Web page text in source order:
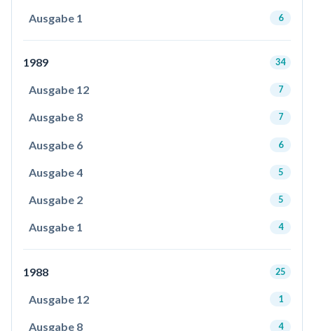
Ausgabe 1 6
1989 34
Ausgabe 12 7
Ausgabe 8 7
Ausgabe 6 6
Ausgabe 4 5
Ausgabe 2 5
Ausgabe 1 4
1988 25
Ausgabe 12 1
Ausgabe 8 4